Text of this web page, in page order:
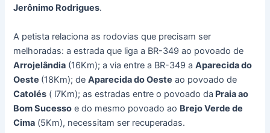
Jerônimo Rodrigues.
A petista relaciona as rodovias que precisam ser
melhoradas: a estrada que liga a BR-349 ao povoado de
Arrojelândia (16Km); a via entre a BR-349 aAparecida do
Oeste (18Km); deAparecida do Oeste ao povoado de
Catolés ( l7Km); as estradas entre o povoado da Praia ao
Bom Sucesso e do mesmo povoado ao Brejo Verde de
Cima (5Km), necessitam ser recuperadas.